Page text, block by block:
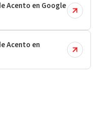
Acento en Google
Acento en